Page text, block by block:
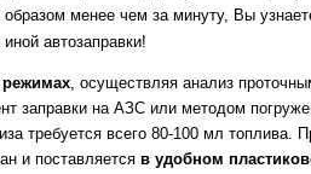
образом менее чем за минуту, Вы
автозаправки!
режимах, осуществляя анализ
заправки на АЗС или методом
требуется всего 80-100 мл топлива.
и поставляется в удобном